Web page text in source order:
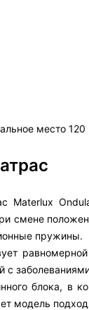
место 120
Materlux
смене
пружины.
с
блока, в
модель